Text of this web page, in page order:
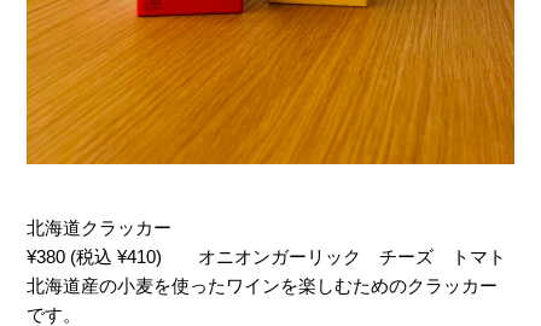
北海道クラッカー
¥380 (税込 ¥410) オニオンガーリック チーズ トマト
北海道産の小麦を使ったワインを楽しむためのクラッカー
です。